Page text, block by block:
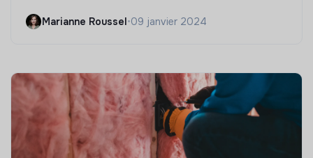
Marianne Roussel•09 janvier 2024